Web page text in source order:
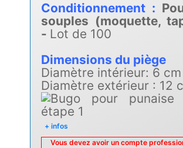
Conditionnement :
souples (moquette,
- Lot de 100
Dimensions du piège
Diamètre intérieur: 6 cm
Diamètre extérieur : 12
+ infos
Vous devez avoir un compte